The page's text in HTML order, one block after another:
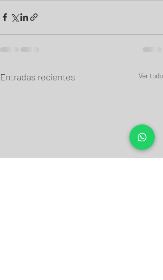
Entradas recientes Ver todo